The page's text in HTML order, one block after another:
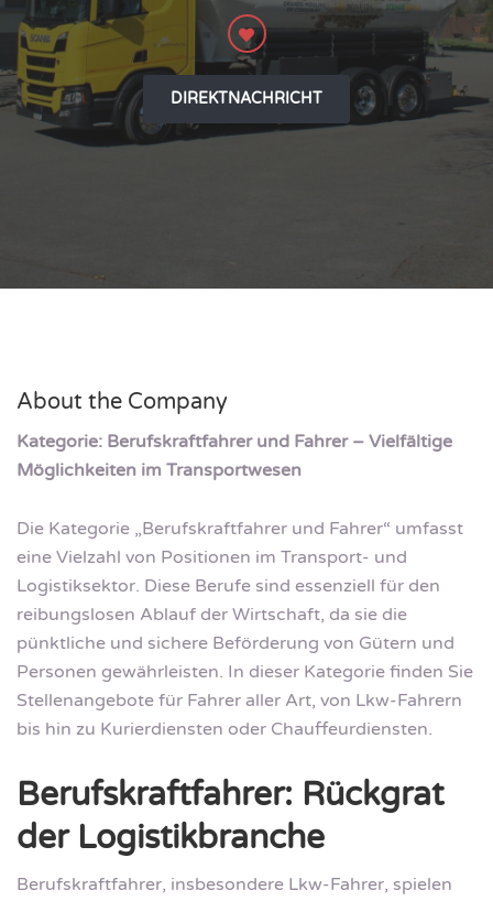
DIREKTNACHRICHT
About the Company
Kategorie: Berufskraftfahrer und Fahrer – Vielfältige
Möglichkeiten im Transportwesen
Die Kategorie „Berufskraftfahrer und Fahrer“ umfasst
eine Vielzahl von Positionen im Transport- und
Logistiksektor. Diese Berufe sind essenziell für den
reibungslosen Ablauf der Wirtschaft, da sie die
pünktliche und sichere Beförderung von Gütern und
Personen gewährleisten. In dieser Kategorie finden Sie
Stellenangebote für Fahrer aller Art, von Lkw-Fahrern
bis hin zu Kurierdiensten oder Chauffeurdiensten.
Berufskraftfahrer: Rückgrat
der Logistikbranche
Berufskraftfahrer, insbesondere Lkw-Fahrer, spielen